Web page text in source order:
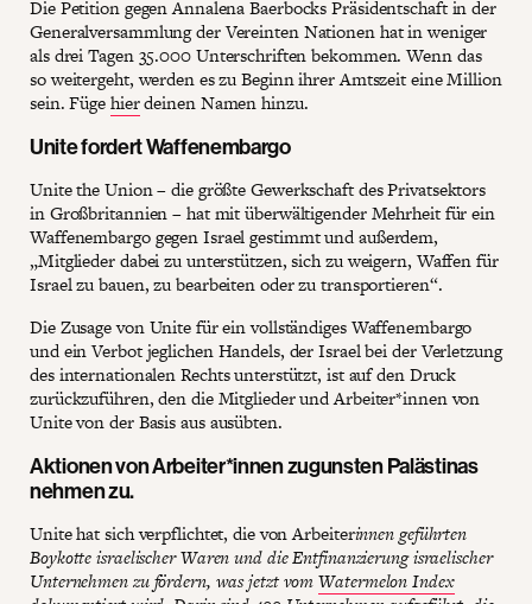
Die Petition gegen Annalena Baerbocks Präsidentschaft in der
Generalversammlung der Vereinten Nationen hat in weniger
als drei Tagen 35.000 Unterschriften bekommen. Wenn das
so weitergeht, werden es zu Beginn ihrer Amtszeit eine Million
sein. Fügehierdeinen Namen hinzu.
Unite fordert Waffenembargo
Unite the Union – die größte Gewerkschaft des Privatsektors
in Großbritannien – hat mit überwältigender Mehrheit für ein
Waffenembargo gegen Israel gestimmt und außerdem,
„Mitglieder dabei zu unterstützen, sich zu weigern, Waffen für
Israel zu bauen, zu bearbeiten oder zu transportieren“.
Die Zusage von Unite für ein vollständiges Waffenembargo
und ein Verbot jeglichen Handels, der Israel bei der Verletzung
des internationalen Rechts unterstützt, ist auf den Druck
zurückzuführen, den die Mitglieder und Arbeiter*innen von
Unite von der Basis aus ausübten.
Aktionen von Arbeiter*innen zugunsten Palästinas
nehmen zu.
Unite hat sich verpflichtet, die von Arbeiterinnen geführten
Boykotte israelischer Waren und die Entfinanzierung israelischer
Unternehmen zu fördern, was jetzt vomWatermelon Index